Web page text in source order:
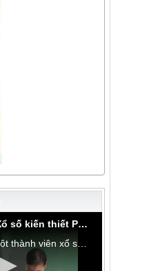
Công ty TNHH Xổ số kiến thiết Phú Yên bàn giao nhà tình thương tại thôn Hòa Đa, xã An Mỹ
Công ty TNHH Một thành viên xổ số kiến thiết Phú Yên bàn giao nhà tình thương tại thôn Hòa Đa, xã An Mỹ, huyện Tuy An